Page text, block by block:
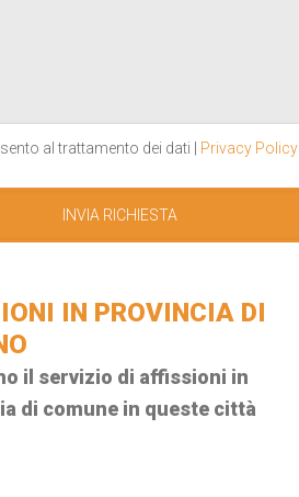
al trattamento dei dati | Privacy Policy
IN PROVINCIA DI
il servizio di affissioni in
di comune in queste città